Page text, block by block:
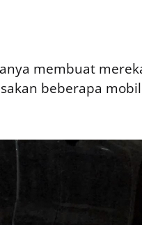
membuat
beberapa